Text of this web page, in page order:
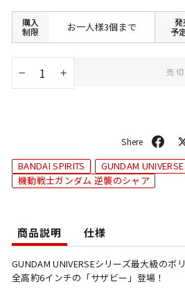
価
購入
制限
お一人様3個まで
発
予
+
売
シ
ア
BANDAI SPIRITS
GUNDAM UNIVERSE
機動戦士ガンダム 逆襲のシャア
商品説明 仕様
GUNDAM UNIVERSEシリーズ最大級のボ
全高約6インチの「サザビー」登場！